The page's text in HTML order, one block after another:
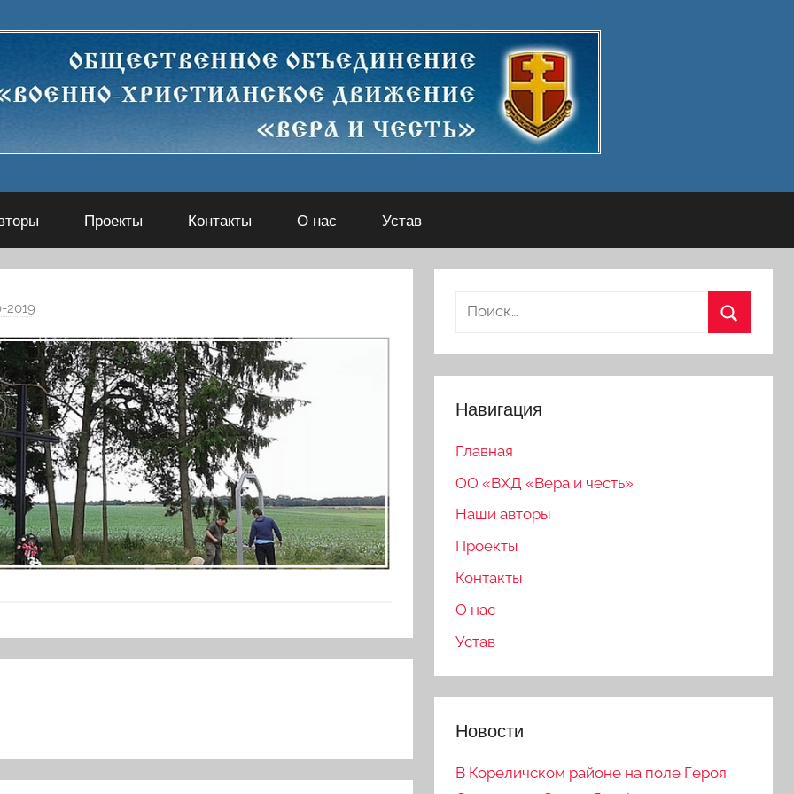
Проекты Контакты О нас Устав
2019 Найти:
Навигация
Главная
ОО «ВХД «Вера и честь»
Наши авторы
Проекты
Контакты
О нас
Устав
Новости
В Кореличском районе на поле Героя